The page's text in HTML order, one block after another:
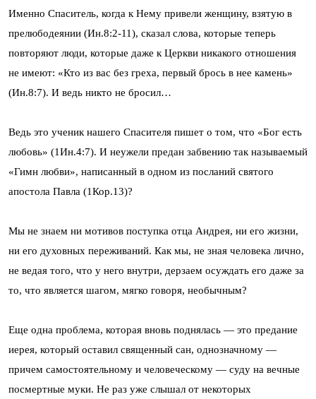
Именно Спаситель, когда к Нему привели женщину, взятую в
прелюбодеянии (Ин.8:2-11), сказал слова, которые теперь
повторяют люди, которые даже к Церкви никакого отношения
не имеют: «Кто из вас без греха, первый брось в нее камень»
(Ин.8:7). И ведь никто не бросил…
Ведь это ученик нашего Спасителя пишет о том, что «Бог есть
любовь» (1Ин.4:7). И неужели предан забвению так называемый
«Гимн любви», написанный в одном из посланий святого
апостола Павла (1Кор.13)?
Мы не знаем ни мотивов поступка отца Андрея, ни его жизни,
ни его духовных переживаний. Как мы, не зная человека лично,
не ведая того, что у него внутри, дерзаем осуждать его даже за
то, что является шагом, мягко говоря, необычным?
Еще одна проблема, которая вновь поднялась — это предание
иерея, который оставил священный сан, однозначному —
причем самостоятельному и человеческому — суду на вечные
посмертные муки. Не раз уже слышал от некоторых